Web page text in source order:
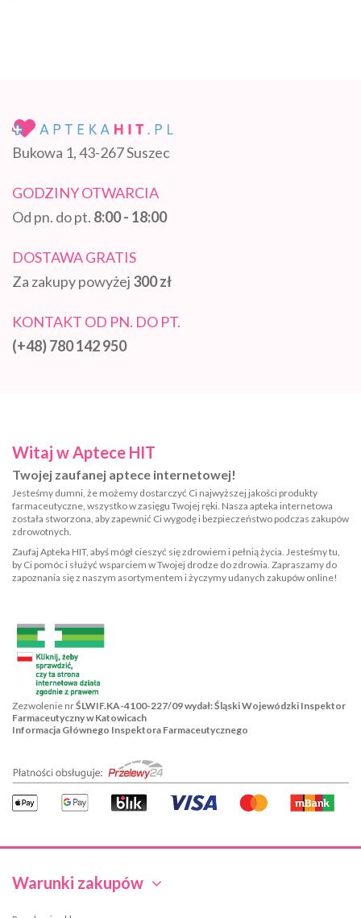
Bukowa 1, 43-267 Suszec
GODZINY OTWARCIA
Od pn. do pt. 8:00 - 18:00
DOSTAWA GRATIS
Za zakupy powyżej 300 zł
KONTAKT OD PN. DO PT.
(+48) 780 142 950
Warunki zakupów
Witaj w Aptece HIT
Twojej zaufanej aptece internetowej!
Jesteśmy dumni, że możemy dostarczyć Ci najwyższej jakości produkty
farmaceutyczne, wszystko w zasięgu Twojej ręki. Nasza apteka internetowa
została stworzona, aby zapewnić Ci wygodę i bezpieczeństwo podczas zakupów
zdrowotnych.
Zaufaj Apteka HIT, abyś mógł cieszyć się zdrowiem i pełnią życia. Jesteśmy tu,
by Ci pomóc i służyć wsparciem w Twojej drodze do zdrowia. Zapraszamy do
zapoznania się z naszym asortymentem i życzymy udanych zakupów online!
Zezwolenie nrŚLWIF.KA-4100-227/09 wydał: Śląski Wojewódzki Inspektor
Farmaceutyczny w Katowicach
Informacja Głównego Inspektora Farmaceutycznego